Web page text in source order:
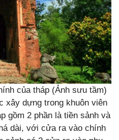
của tháp (Ảnh sưu tầm)
xây dựng trong khuôn viên
gồm 2 phần là tiền sảnh và
dài, với cửa ra vào chính